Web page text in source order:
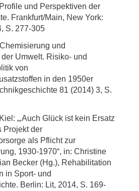
und Perspektiven der
Frankfurt/Main, New York:
S. 277-305
und
Umwelt. Risiko- und
von
in den 1950er
81 (2014) 3, S.
„‚Auch Glück ist kein Ersatz
Projekt der
als Pflicht zur
1930-1970“, in: Christine
Becker (Hg.), Rehabilitation
in Sport- und
Berlin: Lit, 2014, S. 169-